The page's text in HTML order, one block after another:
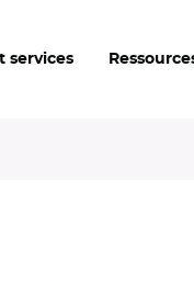
services